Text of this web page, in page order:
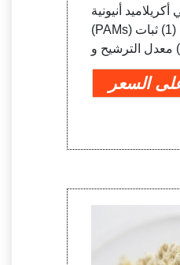
أنيونية
(PAMs) بأوزان جزيئية مختلفة على: (1) ثبات
السعر